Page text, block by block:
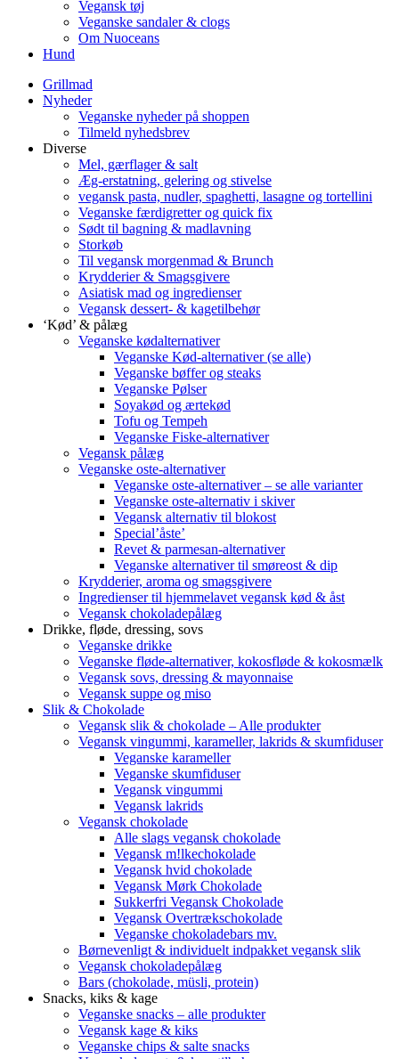
Vegansk tøj
Veganske sandaler & clogs
Om Nuoceans
Hund
Grillmad
Nyheder
Veganske nyheder på shoppen
Tilmeld nyhedsbrev
Diverse
Mel, gærflager & salt
Æg-erstatning, gelering og stivelse
vegansk pasta, nudler, spaghetti, lasagne og tortellini
Veganske færdigretter og quick fix
Sødt til bagning & madlavning
Storkøb
Til vegansk morgenmad & Brunch
Krydderier & Smagsgivere
Asiatisk mad og ingredienser
Vegansk dessert- & kagetilbehør
‘Kød’ & pålæg
Veganske kødalternativer
Veganske Kød-alternativer (se alle)
Veganske bøffer og steaks
Veganske Pølser
Soyakød og ærtekød
Tofu og Tempeh
Veganske Fiske-alternativer
Vegansk pålæg
Veganske oste-alternativer
Veganske oste-alternativer – se alle varianter
Veganske oste-alternativ i skiver
Vegansk alternativ til blokost
Special’åste’
Revet & parmesan-alternativer
Veganske alternativer til smøreost & dip
Krydderier, aroma og smagsgivere
Ingredienser til hjemmelavet vegansk kød & åst
Vegansk chokoladepålæg
Drikke, fløde, dressing, sovs
Veganske drikke
Veganske fløde-alternativer, kokosfløde & kokosmælk
Vegansk sovs, dressing & mayonnaise
Vegansk suppe og miso
Slik & Chokolade
Vegansk slik & chokolade – Alle produkter
Vegansk vingummi, karameller, lakrids & skumfiduser
Veganske karameller
Veganske skumfiduser
Vegansk vingummi
Vegansk lakrids
Vegansk chokolade
Alle slags vegansk chokolade
Vegansk m!lkechokolade
Vegansk hvid chokolade
Vegansk Mørk Chokolade
Sukkerfri Vegansk Chokolade
Vegansk Overtrækschokolade
Veganske chokoladebars mv.
Børnevenligt & individuelt indpakket vegansk slik
Vegansk chokoladepålæg
Bars (chokolade, müsli, protein)
Snacks, kiks & kage
Veganske snacks – alle produkter
Vegansk kage & kiks
Veganske chips & salte snacks